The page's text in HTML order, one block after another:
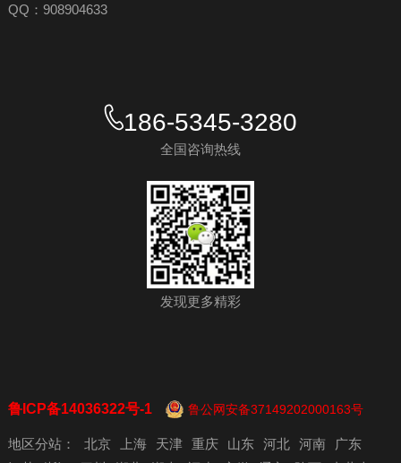
QQ：908904633
186-5345-3280
全国咨询热线
发现更多精彩
鲁ICP备14036322号-1 鲁公网安备37149202000163号
地区分站： 北京 上海 天津 重庆 山东 河北 河南
广东